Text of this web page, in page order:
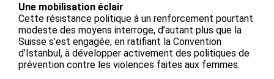
Une mobilisation éclair
Cette résistance politique à un renforcement pourtant
modeste des moyens interroge, d’autant plus que la
Suisse s’est engagée, en ratifiant la Convention
d’Istanbul, à développer activement des politiques de
prévention contre les violences faites aux femmes.